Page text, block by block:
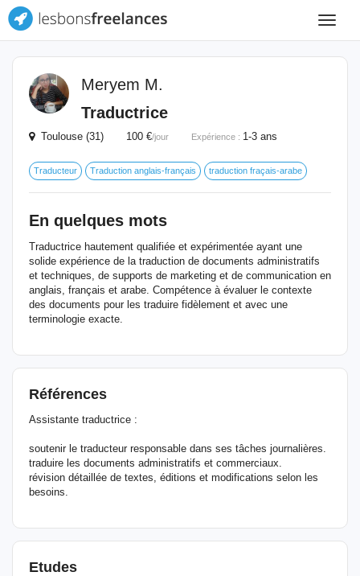
Toggle
Meryem M.
Traductrice
Toulouse (31) 100 €/jour Expérience : 1-3 ans
Traducteur Traduction anglais-français traduction fraçais-arabe
En quelques mots
Traductrice hautement qualifiée et expérimentée ayant une
solide expérience de la traduction de documents administratifs
et techniques, de supports de marketing et de communication en
anglais, français et arabe. Compétence à évaluer le contexte
des documents pour les traduire fidèlement et avec une
terminologie exacte.
Références
Assistante traductrice :
soutenir le traducteur responsable dans ses tâches journalières.
traduire les documents administratifs et commerciaux.
révision détaillée de textes, éditions et modifications selon les
besoins.
Etudes